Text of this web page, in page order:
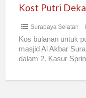
Surabaya Selatan
Kos bulanan untuk
masjid Al Akbar
dalam 2. Kasur